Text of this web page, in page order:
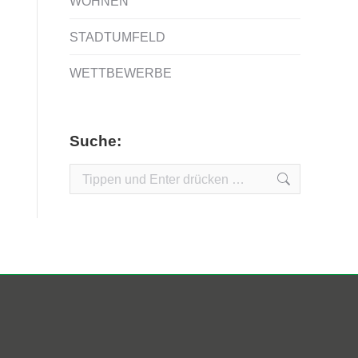
STADTUMFELD
WETTBEWERBE
Suche:
Search: